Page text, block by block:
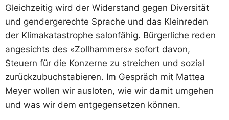
Gleichzeitig wird der Widerstand gegen Diversität
und gendergerechte Sprache und das Kleinreden
der Klimakatastrophe salonfähig. Bürgerliche reden
angesichts des «Zollhammers» sofort davon,
Steuern für die Konzerne zu streichen und sozial
zurückzubuchstabieren. Im Gespräch mit Mattea
Meyer wollen wir ausloten, wie wir damit umgehen
und was wir dem entgegensetzen können.